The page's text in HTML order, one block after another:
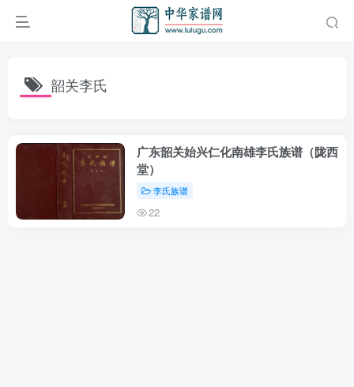
韶关李氏
广东韶关始兴仁化南雄李氏族谱（陇西
堂）
李氏族谱
22